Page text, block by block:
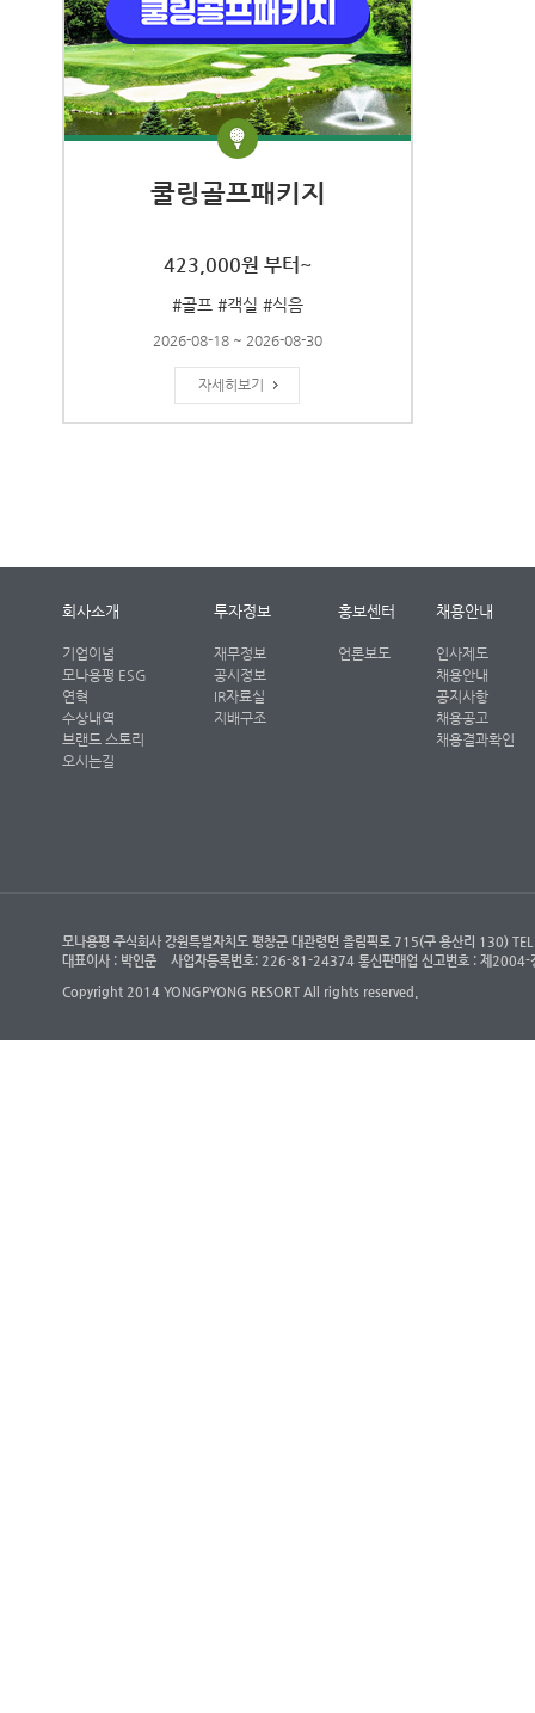
쿨링골프패키지
423,000원 부터~
#골프 #객실 #식음
2026-08-18 ~ 2026-08-30
자세히보기
회사소개
기업이념
모나용평 ESG
연혁
수상내역
브랜드 스토리
오시는길
투자정보
재무정보
공시정보
IR자료실
지배구조
홍보센터
언론보도
채용안내
인사제도
채용안내
공지사항
채용공고
채용결과확인
모나용평 주식회사 강원특별자치도 평창군 대관령면 올림픽로 715(구 용산리
대표이사 : 박인준
사업자등록번호: 226-81-24374 통신판매업 신고번호 : 제2004-
Copyright 2014 YONGPYONG RESORT All rights reserved.